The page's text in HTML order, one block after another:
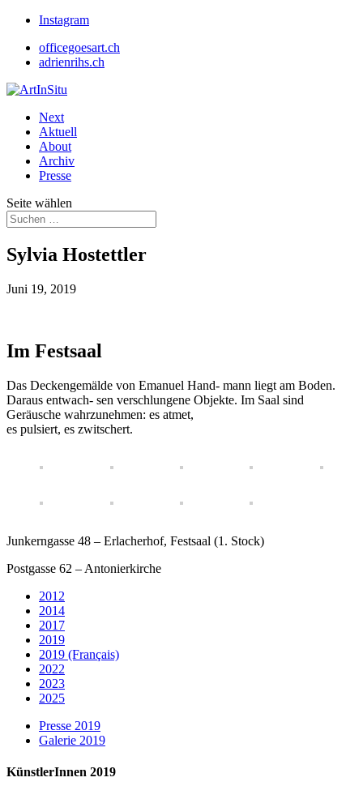
Instagram
officegoesart.ch
adrienrihs.ch
Next
Aktuell
About
Archiv
Presse
Seite wählen
Sylvia Hostettler
Juni 19, 2019
Im Festsaal
Das Deckengemälde von Emanuel Hand- mann liegt am Boden.
Daraus entwach- sen verschlungene Objekte. Im Saal sind
Geräusche wahrzunehmen: es atmet,
es pulsiert, es zwitschert.
Junkerngasse 48 – Erlacherhof, Festsaal (1. Stock)
Postgasse 62 – Antonierkirche
2012
2014
2017
2019
2019 (Français)
2022
2023
2025
Presse 2019
Galerie 2019
KünstlerInnen 2019